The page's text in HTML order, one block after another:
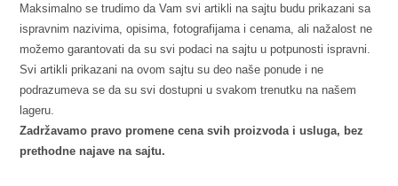
Maksimalno se trudimo da Vam svi artikli na sajtu budu prikazani sa
ispravnim nazivima, opisima, fotografijama i cenama, ali nažalost ne
možemo garantovati da su svi podaci na sajtu u potpunosti ispravni.
Svi artikli prikazani na ovom sajtu su deo naše ponude i ne
podrazumeva se da su svi dostupni u svakom trenutku na našem
lageru.
Zadržavamo pravo promene cena svih proizvoda i usluga, bez
prethodne najave na sajtu.